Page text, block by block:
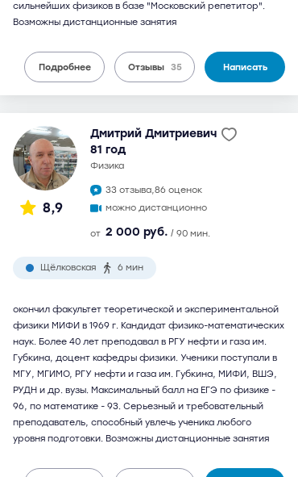
сильнейших физиков в базе "Московский репетитор".
Возможны дистанционные занятия
Подробнее Отзывы 35 Написать
8,9
Дмитрий Дмитриевич
81 год
физика
33 отзыва,86 оценок
можно дистанционно
от 2 000 руб. / 90 мин.
Щёлковская 6 мин
окончил факультет теоретической и экспериментальной
физики МИФИ в 1969 г. Кандидат физико-математических
наук. Более 40 лет преподавал в РГУ нефти и газа им.
Губкина, доцент кафедры физики. Ученики поступали в
МГУ, МГИМО, РГУ нефти и газа им. Губкина, МИФИ, ВШЭ,
РУДН и др. вузы. Максимальный балл на ЕГЭ по физике -
96, по математике - 93. Серьезный и требовательный
преподаватель, способный увлечь ученика любого
уровня подготовки. Возможны дистанционные занятия